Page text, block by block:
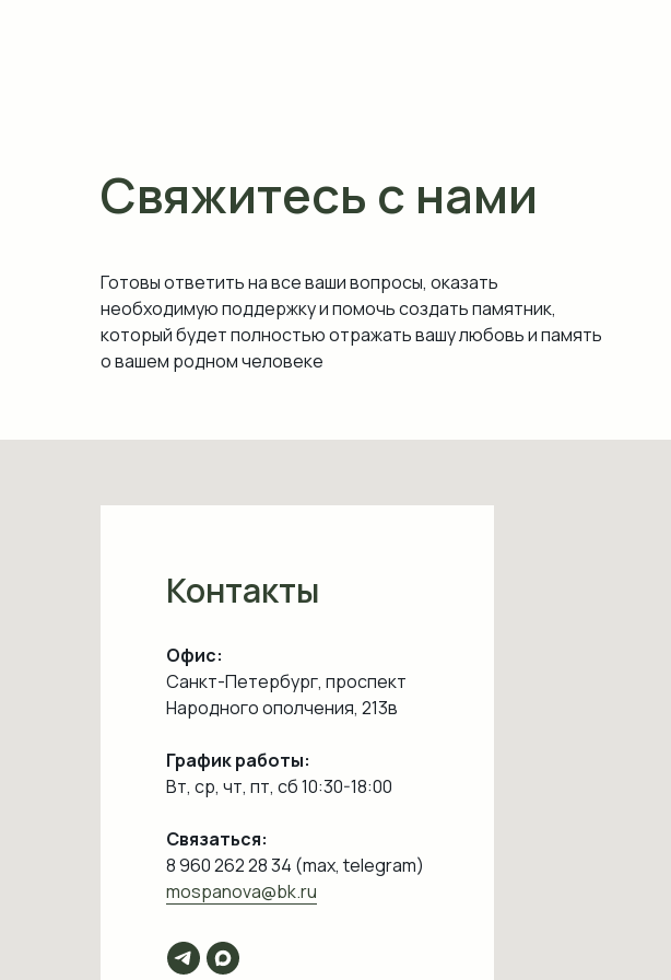
Свяжитесь с нами
Готовы ответить на все ваши вопросы, оказать
необходимую поддержку и помочь создать памятник,
который будет полностью отражать вашу любовь и память
о вашем родном человеке
Контакты
Офис:
Санкт-Петербург, проспект
Народного ополчения, 213в
График работы:
Вт, ср, чт, пт, сб 10:30-18:00
Связаться:
8 960 262 28 34 (max, telegram)
mospanova@bk.ru